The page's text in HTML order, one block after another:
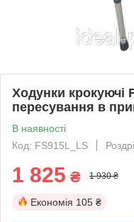
Ходунки крокуючі
пересування в
В наявності
Код: FS915L_LS
1 825 ₴ 1 930 ₴
Економія 105 ₴